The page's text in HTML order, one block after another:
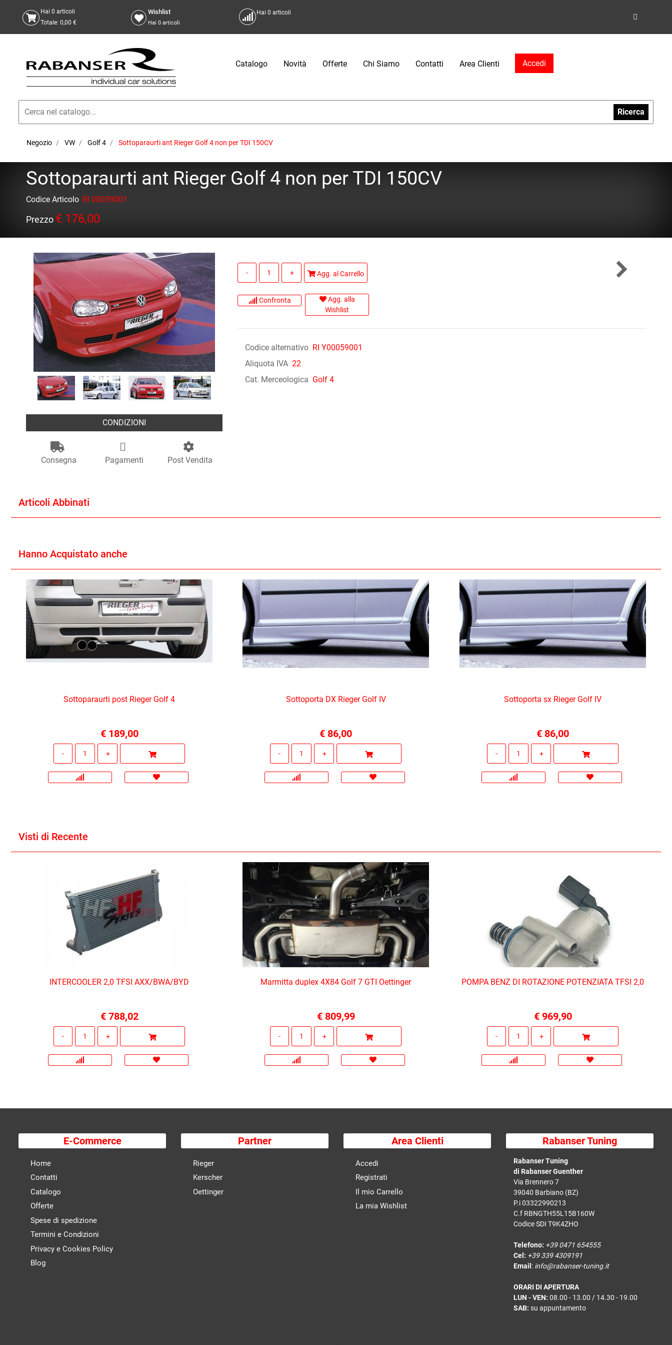
Hai 0 articoli
Totale: 0,00 €
Wishlist
Hai 0 articoli
Hai0 articoli
Catalogo Novità Offerte Chi Siamo Contatti Area Clienti Accedi
Ricerca
Negozio VW Golf 4 Sottoparaurti ant Rieger Golf 4 non per TDI 150CV
Sottoparaurti ant Rieger Golf 4 non per TDI 150CV
Codice Articolo RI 00059001
Prezzo € 176,00
CONDIZIONI
Consegna Pagamenti Post Vendita
Quantità
Agg. al Carrello
Confronta
Agg. alla
Wishlist
Codice alternativo RI Y00059001
Aliquota IVA 22
Cat. Merceologica Golf 4
Articoli Abbinati
Hanno Acquistato anche
Sottoparaurti post Rieger Golf 4
€ 189,00
Sottoporta DX Rieger Golf IV
€ 86,00
Sottoporta sx Rieger Golf IV
€ 86,00
Visti di Recente
INTERCOOLER 2,0 TFSI AXX/BWA/BYD
€ 788,02
Marmitta duplex 4X84 Golf 7 GTI Oettinger
€ 809,99
POMPA BENZ DI ROTAZIONE POTENZIATA TFSI 2,0
€ 969,90
E-Commerce
Home
Contatti
Catalogo
Offerte
Spese di spedizione
Termini e Condizioni
Privacy e Cookies Policy
Blog
Partner
Rieger
Kerscher
Oettinger
Area Clienti
Accedi
Registrati
Il mio Carrello
La mia Wishlist
Rabanser Tuning
Rabanser Tuning
di Rabanser Guenther
Via Brennero 7
39040 Barbiano (BZ)
P.i 03322990213
C.f RBNGTH55L15B160W
Codice SDI T9K4ZHO
Telefono: +39 0471 654555
Cel: +39 339 4309191
Email : info@rabanser-tuning.it
ORARI DI APERTURA
LUN - VEN: 08.00 - 13.00 / 14.30 - 19.00
SAB: su appuntamento